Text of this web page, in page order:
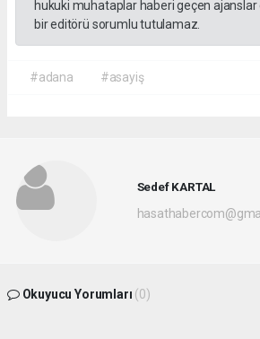
hukuki muhataplar haberi geçen
bir editörü sorumlu tutulamaz.
#adana #asayiş
Sedef KARTAL
Okuyucu Yorumları (0)